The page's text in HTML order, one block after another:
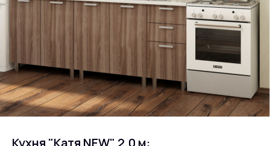
Кухня "Катя NEW" 2,0 м: